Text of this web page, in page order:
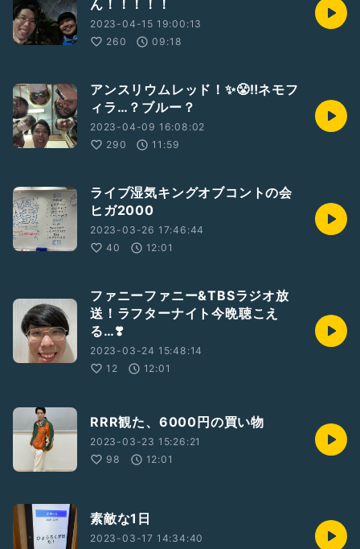
ん！！！！！
2023-04-15 19:00:13
260
09:18
アンスリウムレッド！✨😤‼️ネモフ
ィラ…？ブルー？
2023-04-09 16:08:02
290
11:59
ライブ湿気キングオブコントの会
ヒガ2000
2023-03-26 17:46:44
40
12:01
ファニーファニー&TBSラジオ放
送！ラフターナイト今晩聴こえ
る…❣️
2023-03-24 15:48:14
12
12:01
RRR観た、6000円の買い物
2023-03-23 15:26:21
98
12:01
素敵な1日
2023-03-17 14:34:40